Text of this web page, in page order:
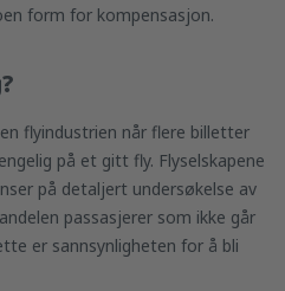
form for kompensasjon.
flyindustrien når flere billetter
på et gitt fly. Flyselskapene
på detaljert undersøkelse av
passasjerer som ikke går
er sannsynligheten for å bli